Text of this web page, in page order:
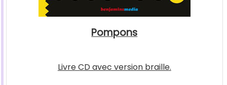
Pompons
Livre CD avec version braille.